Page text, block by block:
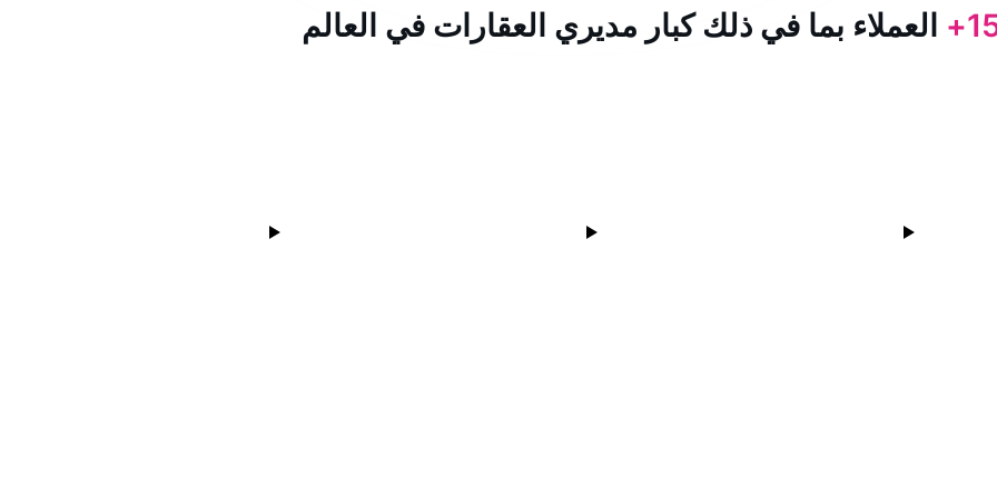
العملاء بما في ذلك كبار مديري العقارات في العالم